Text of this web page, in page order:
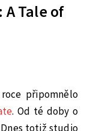
Tale of
připomnělo
. Od té doby o